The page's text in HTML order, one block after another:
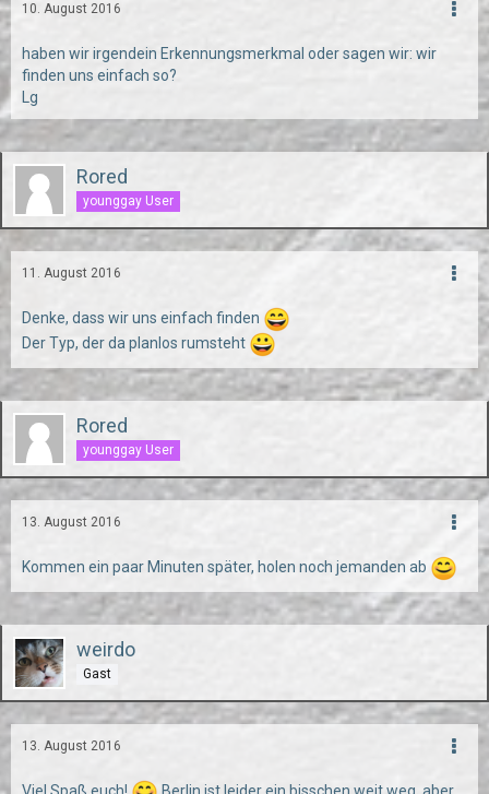
10. August 2016
haben wir irgendein Erkennungsmerkmal oder sagen wir: wir
finden uns einfach so?
Lg
Rored
younggay User
11. August 2016
Denke, dass wir uns einfach finden
Der Typ, der da planlos rumsteht
Rored
younggay User
13. August 2016
Kommen ein paar Minuten später, holen noch jemanden ab
weirdo
Gast
13. August 2016